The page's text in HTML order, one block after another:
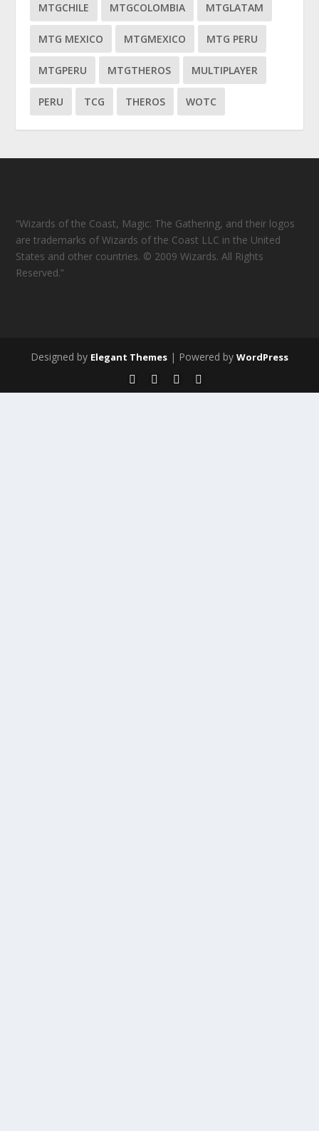
MTGCHILE MTGCOLOMBIA MTGLATAM
MTG MEXICO MTGMEXICO MTG PERU
MTGPERU MTGTHEROS MULTIPLAYER
PERU TCG THEROS WOTC
“Wizards of the Coast, Magic: The Gathering, and their logos
are trademarks of Wizards of the Coast LLC in the United
States and other countries. © 2009 Wizards. All Rights
Reserved.”
Designed by Elegant Themes | Powered by WordPress